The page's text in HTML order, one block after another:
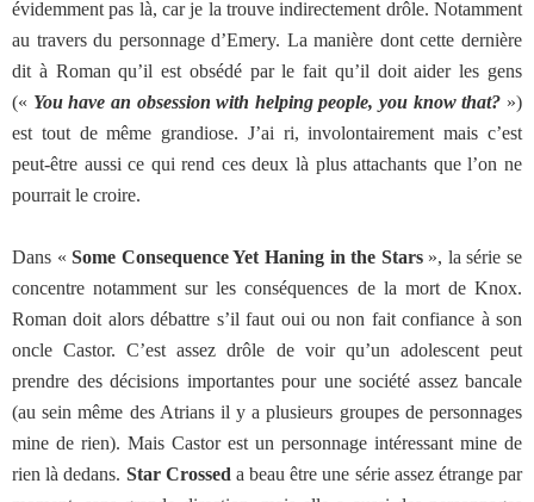
évidemment pas là, car je la trouve indirectement drôle. Notamment
au travers du personnage d’Emery. La manière dont cette dernière
dit à Roman qu’il est obsédé par le fait qu’il doit aider les gens
(« You have an obsession with helping people, you know that? »)
est tout de même grandiose. J’ai ri, involontairement mais c’est
peut-être aussi ce qui rend ces deux là plus attachants que l’on ne
pourrait le croire.
Dans «Some Consequence Yet Haning in the Stars », la série se
concentre notamment sur les conséquences de la mort de Knox.
Roman doit alors débattre s’il faut oui ou non fait confiance à son
oncle Castor. C’est assez drôle de voir qu’un adolescent peut
prendre des décisions importantes pour une société assez bancale
(au sein même des Atrians il y a plusieurs groupes de personnages
mine de rien). Mais Castor est un personnage intéressant mine de
rien là dedans. Star Crossed a beau être une série assez étrange par